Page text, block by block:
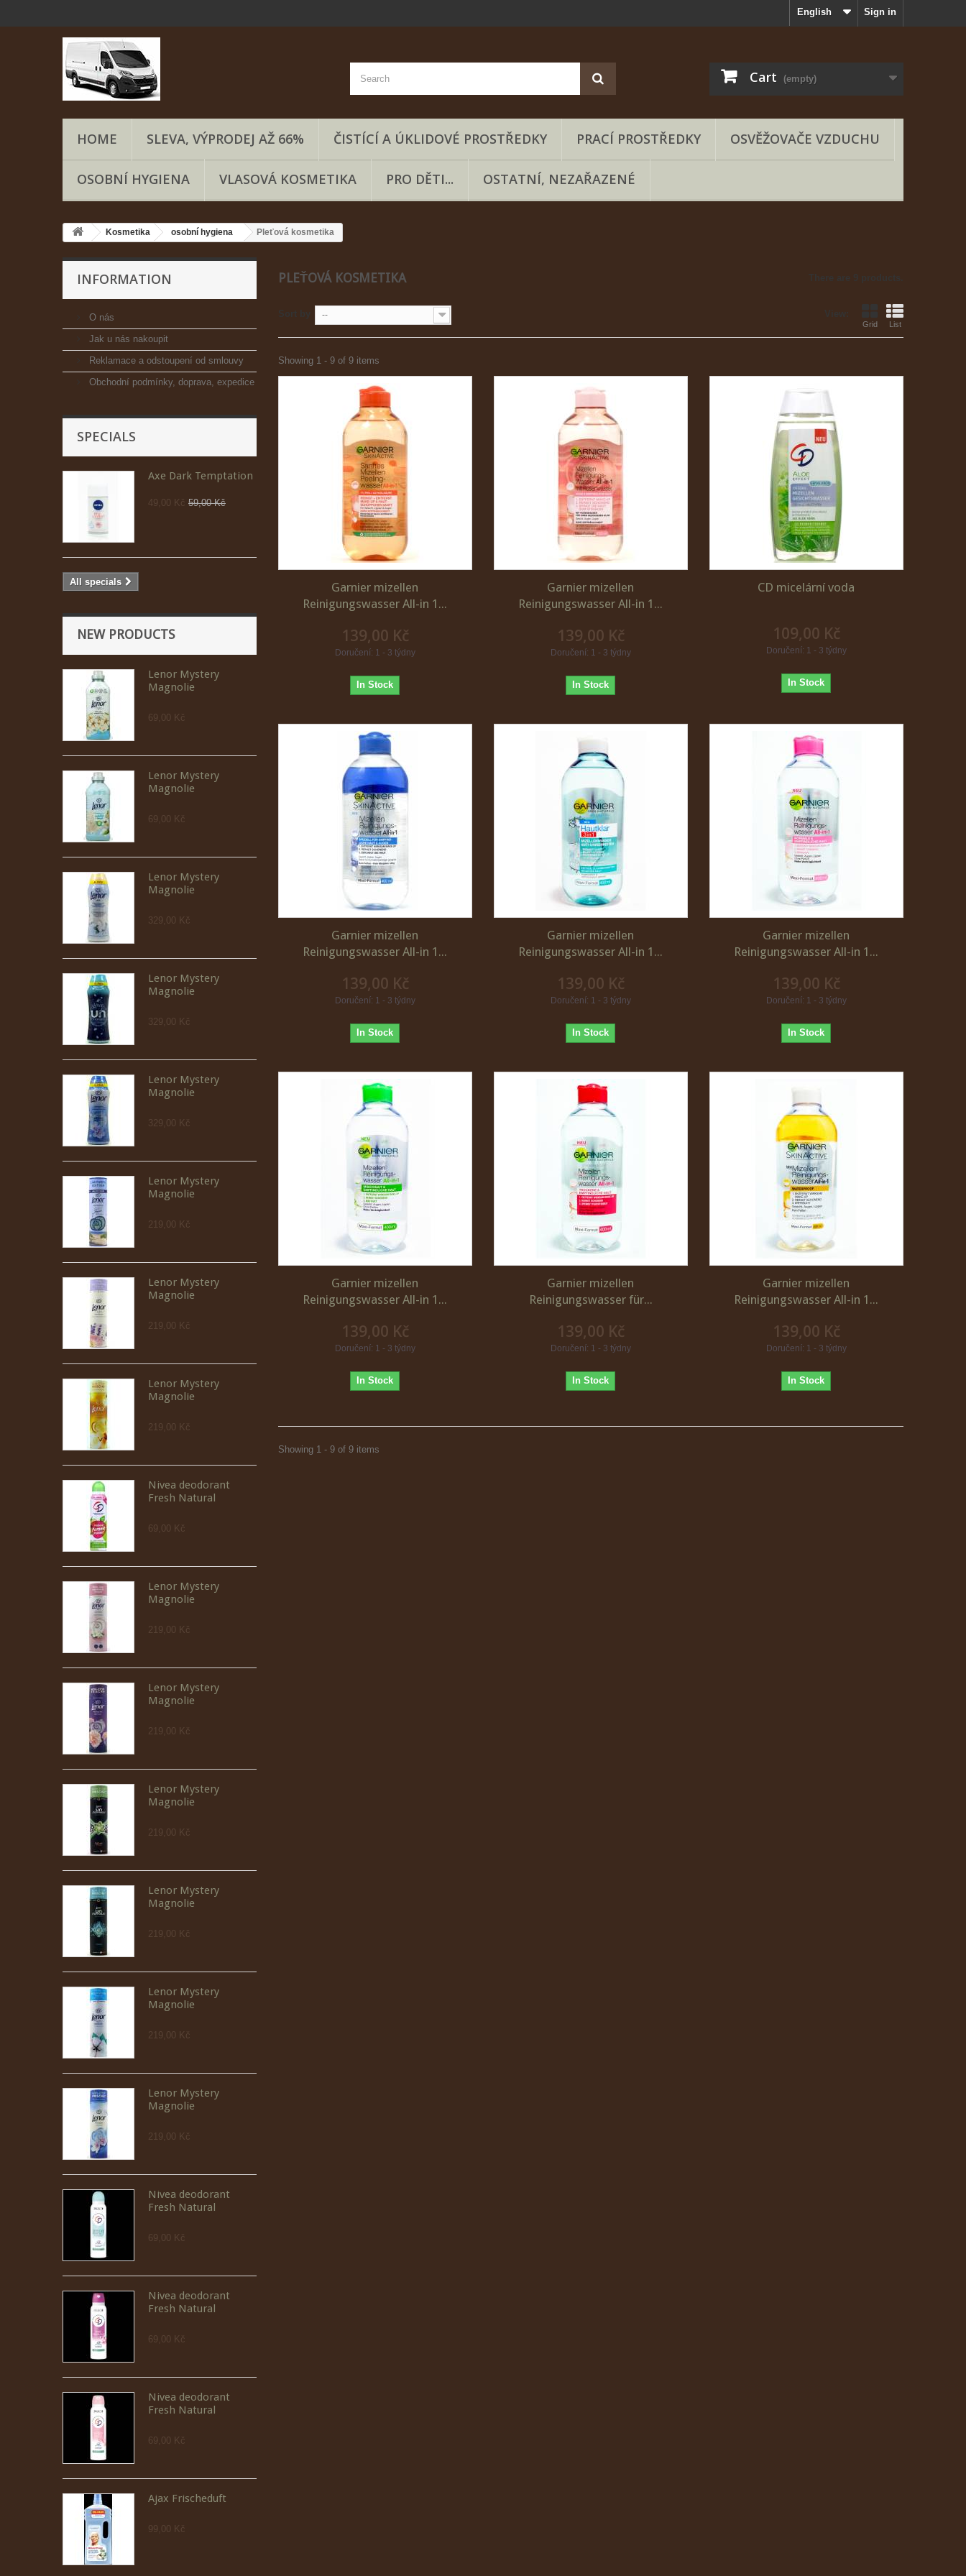
Sign in
English
Cart (empty)
HOME SLEVA, VÝPRODEJ AŽ 66% ČISTÍCÍ A ÚKLIDOVÉ PROSTŘEDKY PRACÍ PROSTŘEDKY OSVĚŽOVAČE VZDUCHU
OSOBNÍ HYGIENA VLASOVÁ KOSMETIKA PRO DĚTI... OSTATNÍ, NEZAŘAZENÉ
Kosmetika osobní hygiena Pleťová kosmetika
INFORMATION
O nás
Jak u nás nakoupit
Reklamace a odstoupení od smlouvy
Obchodní podmínky, doprava, expedice
SPECIALS
Axe Dark Temptation
49,00 Kč 59,00 Kč
All specials
NEW PRODUCTS
Lenor Mystery
Magnolie
69,00 Kč
Lenor Mystery
Magnolie
69,00 Kč
Lenor Mystery
Magnolie
329,00 Kč
Lenor Mystery
Magnolie
329,00 Kč
Lenor Mystery
Magnolie
329,00 Kč
Lenor Mystery
Magnolie
219,00 Kč
Lenor Mystery
Magnolie
219,00 Kč
Lenor Mystery
Magnolie
219,00 Kč
Nivea deodorant
Fresh Natural
69,00 Kč
Lenor Mystery
Magnolie
219,00 Kč
Lenor Mystery
Magnolie
219,00 Kč
Lenor Mystery
Magnolie
219,00 Kč
Lenor Mystery
Magnolie
219,00 Kč
Lenor Mystery
Magnolie
219,00 Kč
Lenor Mystery
Magnolie
219,00 Kč
Nivea deodorant
Fresh Natural
69,00 Kč
Nivea deodorant
Fresh Natural
69,00 Kč
Nivea deodorant
Fresh Natural
69,00 Kč
Ajax Frischeduft
99,00 Kč
PLEŤOVÁ KOSMETIKA
View:
Grid List
Sort by --
Showing 1 - 9 of 9 items
Garnier mizellen
Reinigungswasser All-in 1...
139,00 Kč
Doručení: 1 - 3 týdny
In Stock
Garnier mizellen
Reinigungswasser All-in 1...
139,00 Kč
Doručení: 1 - 3 týdny
In Stock
CD micelární voda
109,00 Kč
Doručení: 1 - 3 týdny
In Stock
Garnier mizellen
Reinigungswasser All-in 1...
139,00 Kč
Doručení: 1 - 3 týdny
In Stock
Garnier mizellen
Reinigungswasser All-in 1...
139,00 Kč
Doručení: 1 - 3 týdny
In Stock
Garnier mizellen
Reinigungswasser All-in 1...
139,00 Kč
Doručení: 1 - 3 týdny
In Stock
Garnier mizellen
Reinigungswasser All-in 1...
139,00 Kč
Doručení: 1 - 3 týdny
In Stock
Garnier mizellen
Reinigungswasser für...
139,00 Kč
Doručení: 1 - 3 týdny
In Stock
Garnier mizellen
Reinigungswasser All-in 1...
139,00 Kč
Doručení: 1 - 3 týdny
In Stock
Showing 1 - 9 of 9 items